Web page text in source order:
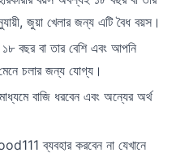
জুয়া খেলার জন্য এটি বৈধ বয়স।
বছর বা তার বেশি এবং আপনি
চলার জন্য যোগ্য।
বাজি ধরবেন এবং অন্যের অর্থ
ব্যবহার করবেন না যেখানে